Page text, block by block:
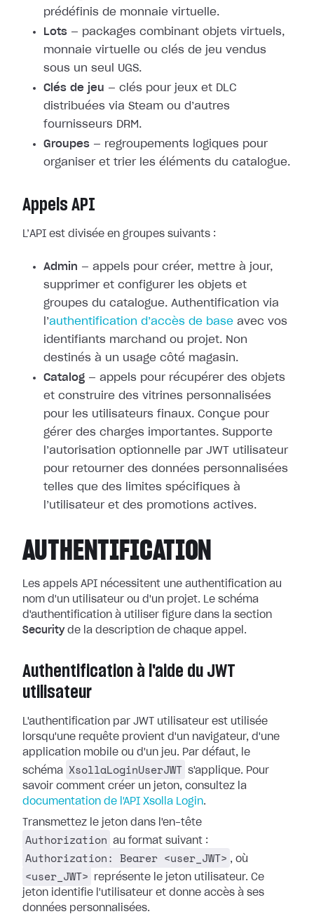
prédéfinis de monnaie virtuelle.
Lots — packages combinant objets virtuels,
monnaie virtuelle ou clés de jeu vendus
sous un seul UGS.
Clés de jeu — clés pour jeux et DLC
distribuées via Steam ou d’autres
fournisseurs DRM.
Groupes — regroupements logiques pour
organiser et trier les éléments du catalogue.
Appels API
L’API est divisée en groupes suivants :
Admin — appels pour créer, mettre à jour,
supprimer et configurer les objets et
groupes du catalogue. Authentification via
l’authentification d’accès de base avec vos
identifiants marchand ou projet. Non
destinés à un usage côté magasin.
Catalog — appels pour récupérer des objets
et construire des vitrines personnalisées
pour les utilisateurs finaux. Conçue pour
gérer des charges importantes. Supporte
l’autorisation optionnelle par JWT utilisateur
pour retourner des données personnalisées
telles que des limites spécifiques à
l’utilisateur et des promotions actives.
AUTHENTIFICATION
Les appels API nécessitent une authentification au
nom d'un utilisateur ou d'un projet. Le schéma
d'authentification à utiliser figure dans la section
Securityde la description de chaque appel.
Authentification à l'aide du JWT
utilisateur
L'authentification par JWT utilisateur est utilisée
lorsqu'une requête provient d'un navigateur, d'une
application mobile ou d'un jeu. Par défaut, le
schéma
XsollaLoginUserJWT s'applique. Pour
savoir comment créer un jeton, consultez la
documentation de l'API Xsolla Login.
Transmettez le jeton dans l'en-tête
Authorization au format suivant :
Authorization: Bearer <user_JWT> , où
<user_JWT>
représente le jeton utilisateur. Ce
jeton identifie l'utilisateur et donne accès à ses
données personnalisées.